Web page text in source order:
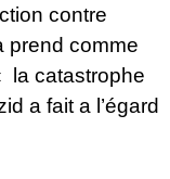
contre
prend comme
la catastrophe
a fait a l’égard